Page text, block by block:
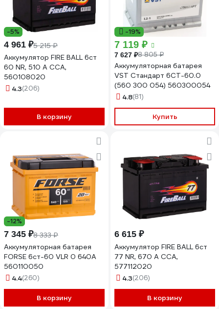
-5%
4 961 ₽5 215 ₽
Аккумулятор FIRE BALL 6ст
60 NR, 510 А CCA,
560108020
4.3(206)
В корзину
-19%
7 119 ₽
7 627 ₽8 805 ₽
Аккумуляторная батарея
VST Стандарт 6СТ-60.0
(560 300 054) 560300054
4.8(81)
Купить
-12%
7 345 ₽8 333 ₽
Аккумуляторная батарея
FORSE 6ст-60 VLR 0 640A
560110050
4.4(260)
В корзину
6 615 ₽
Аккумулятор FIRE BALL 6ст
77 NR, 670 А CCA,
577112020
4.3(206)
В корзину